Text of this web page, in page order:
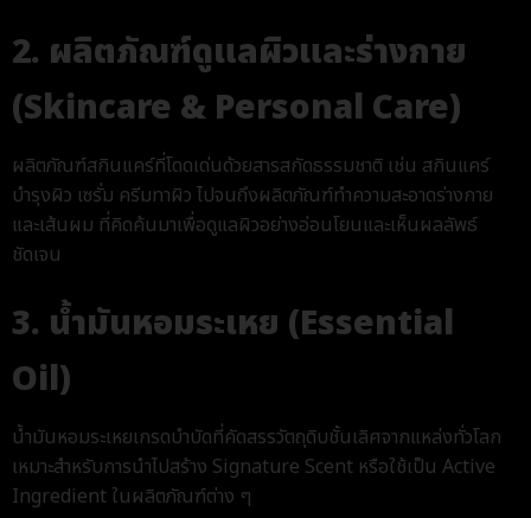
2. ผลิตภัณฑ์ดูแลผิวและร่างกาย
(Skincare & Personal Care)
ผลิตภัณฑ์สกินแคร์ที่โดดเด่นด้วยสารสกัดธรรมชาติ เช่น สกินแคร์
บำรุงผิว เซรั่ม ครีมทาผิว ไปจนถึงผลิตภัณฑ์ทำความสะอาดร่างกาย
และเส้นผม ที่คิดค้นมาเพื่อดูแลผิวอย่างอ่อนโยนและเห็นผลลัพธ์
ชัดเจน
3. น้ำมันหอมระเหย (Essential
Oil)
น้ำมันหอมระเหยเกรดบำบัดที่คัดสรรวัตถุดิบชั้นเลิศจากแหล่งทั่วโลก
เหมาะสำหรับการนำไปสร้าง Signature Scent หรือใช้เป็น Active
Ingredient ในผลิตภัณฑ์ต่าง ๆ